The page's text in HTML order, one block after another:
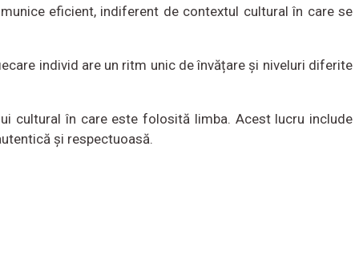
eficient, indiferent de contextul cultural în care se
individ are un ritm unic de învățare și niveluri diferite
cultural în care este folosită limba. Acest lucru include
și respectuoasă.